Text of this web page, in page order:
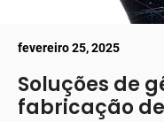
fevereiro 25, 2025
Soluções de
fabricação